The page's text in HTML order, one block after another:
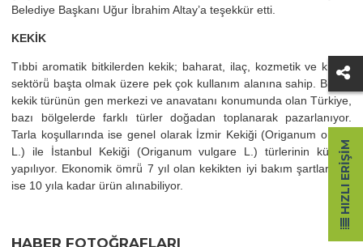
Belediye Başkanı Uğur İbrahim Altay’a teşekkür etti.
KEKİK
Tıbbi aromatik bitkilerden kekik; baharat, ilaç, kozmetik ve kimya
sektörü̈ başta olmak üzere pek çok kullanım alanına sahip. Birçok
kekik türünün gen merkezi ve anavatanı konumunda olan Türkiye,
bazı bölgelerde farklı türler doğadan toplanarak pazarlanıyor.
Tarla koşullarında ise genel olarak İzmir Kekiği (Origanum onites
L.) ile İstanbul Kekiği (Origanum vulgare L.) türlerinin kültürü̈
yapılıyor. Ekonomik ömrü̈ 7 yıl olan kekikten iyi bakım şartlarında
ise 10 yıla kadar ürün alınabiliyor.
HABER FOTOĞRAFLARI
HIZLI ERIŞIM